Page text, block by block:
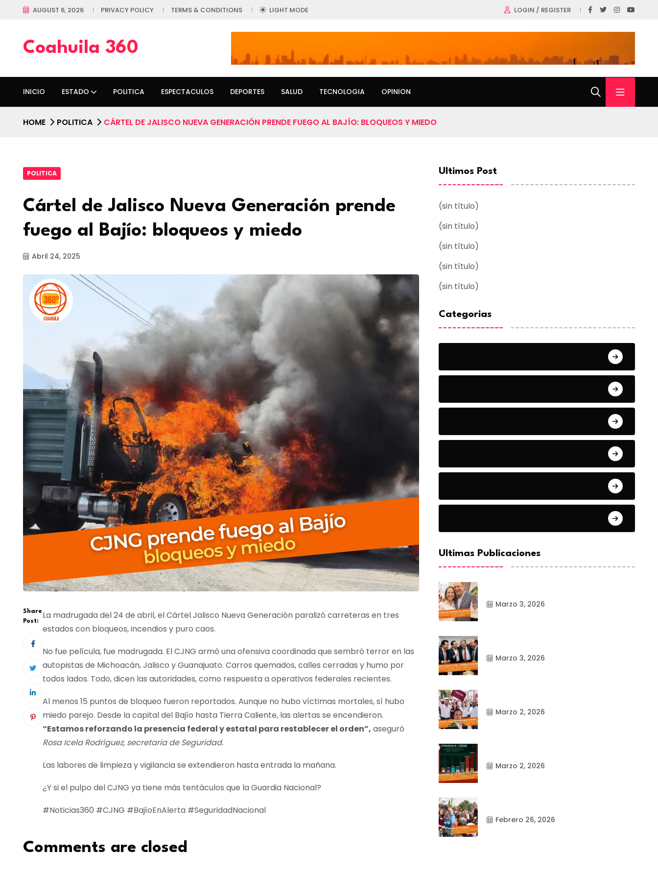
AUGUST 6, 2026 PRIVACY POLICY TERMS & CONDITIONS LIGHT MODE LOGIN / REGISTER
Coahuila 360
INICIO ESTADO POLITICA ESPECTACULOS DEPORTES SALUD TECNOLOGIA OPINION
HOME POLITICA CÁRTEL DE JALISCO NUEVA GENERACIÓN PRENDE FUEGO AL BAJÍO: BLOQUEOS Y MIEDO
POLITICA
Cártel de Jalisco Nueva Generación prende
fuego al Bajío: bloqueos y miedo
Abril 24, 2025
Share
Post:
La madrugada del 24 de abril, el Cártel Jalisco Nueva Generación paralizó carreteras en tres
estados con bloqueos, incendios y puro caos.
No fue película, fue madrugada. El CJNG armó una ofensiva coordinada que sembró terror en las
autopistas de Michoacán, Jalisco y Guanajuato. Carros quemados, calles cerradas y humo por
todos lados. Todo, dicen las autoridades, como respuesta a operativos federales recientes.
Al menos 15 puntos de bloqueo fueron reportados. Aunque no hubo víctimas mortales, sí hubo
miedo parejo. Desde la capital del Bajío hasta Tierra Caliente, las alertas se encendieron.
“Estamos reforzando la presencia federal y estatal para restablecer el orden”, aseguró
Rosa Icela Rodríguez, secretaria de Seguridad.
Las labores de limpieza y vigilancia se extendieron hasta entrada la mañana.
¿Y si el pulpo del CJNG ya tiene más tentáculos que la Guardia Nacional?
#Noticias360 #CJNG #BajíoEnAlerta #SeguridadNacional
Comments are closed
Ultimos Post
(sin título)
(sin título)
(sin título)
(sin título)
(sin título)
Categorias
Ultimas Publicaciones
Marzo 3, 2026
Marzo 3, 2026
Marzo 2, 2026
Marzo 2, 2026
Febrero 26, 2026